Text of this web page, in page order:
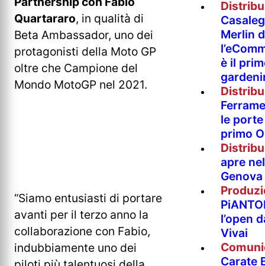
Quartararo, in qualità di
Beta Ambassador, uno dei
protagonisti della Moto GP
oltre che Campione del
Mondo MotoGP nel 2021.
“Siamo entusiasti di portare
avanti per il terzo anno la
collaborazione con Fabio,
indubbiamente uno dei
Merlin
è il
le
primo
apre
Genova
l’open
Vivai
Carate